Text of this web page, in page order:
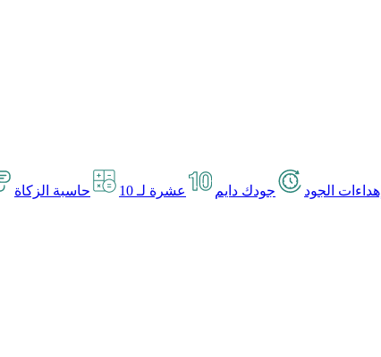
إهداءات الجود جودك دايم عشرة لـ 10 حاسبة الزكاة